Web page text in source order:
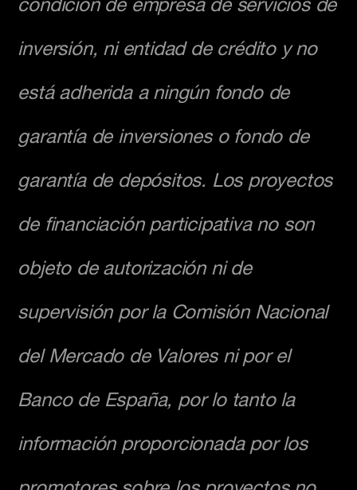
inversión, ni entidad de crédito y no
está adherida a ningún fondo de
garantía de inversiones o fondo de
garantía de depósitos. Los proyectos
de financiación participativa no son
objeto de autorización ni de
supervisión por la Comisión Nacional
del Mercado de Valores ni por el
Banco de España, por lo tanto la
información proporcionada por los